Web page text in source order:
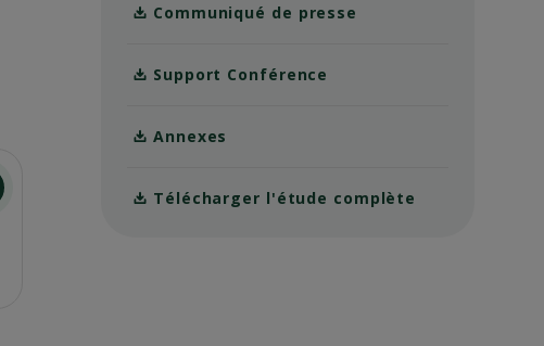
Communiqué de presse
Support Conférence
Annexes
Télécharger l'étude complète